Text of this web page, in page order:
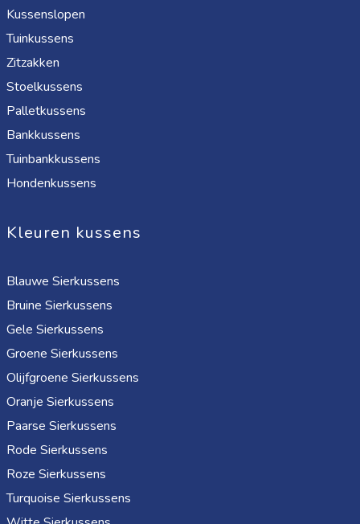
Kussenslopen
Tuinkussens
Zitzakken
Stoelkussens
Palletkussens
Bankkussens
Tuinbankkussens
Hondenkussens
Kleuren kussens
Blauwe Sierkussens
Bruine Sierkussens
Gele Sierkussens
Groene Sierkussens
Olijfgroene Sierkussens
Oranje Sierkussens
Paarse Sierkussens
Rode Sierkussens
Roze Sierkussens
Turquoise Sierkussens